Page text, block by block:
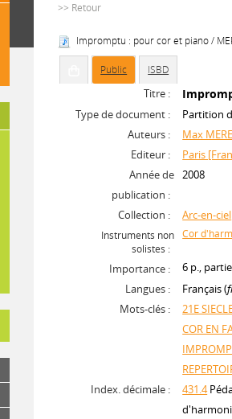
>> Retour
Impromptu : pour cor et piano /
Public ISBD
Titre :
Type de document :
Partition
Auteurs :
Max
Editeur :
Paris
Année de
publication :
2008
Collection : Arc-en-ciel
Instruments non
solistes :
Cor
Importance :
6 p.,
Langues :
Français (
Mots-clés :
21E
COR EN
Index. décimale :
431.4